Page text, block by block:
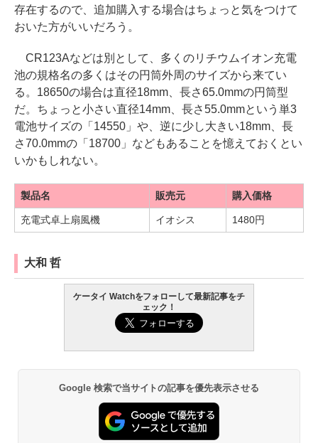
存在するので、追加購入する場合はちょっと気をつけて
おいた方がいいだろう。
CR123Aなどは別として、多くのリチウムイオン充電
池の規格名の多くはその円筒外周のサイズから来てい
る。18650の場合は直径18mm、長さ65.0mmの円筒型
だ。ちょっと小さい直径14mm、長さ55.0mmという単3
電池サイズの「14550」や、逆に少し大きい18mm、長
さ70.0mmの「18700」などもあることを憶えておくとい
いかもしれない。
製品名 販売元 購入価格
充電式卓上扇風機 イオシス 1480円
大和 哲
ケータイ Watchをフォローして最新記事をチ
ェック！
Google 検索で当サイトの記事を優先表示させる